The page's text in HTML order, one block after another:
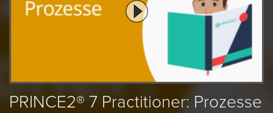
PRINCE2® 7 Practitioner: Prozesse